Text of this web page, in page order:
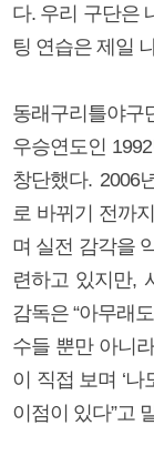
다. 우리 구단은
팅 연습은 제일
동래구리틀야
우승연도인
창단했다. 2006
로 바뀌기 전까
며 실전 감각을
련하고 있지만,
감독은 “아무래
수들 뿐만 아니
이 직접 보며 ‘
이점이 있다”고